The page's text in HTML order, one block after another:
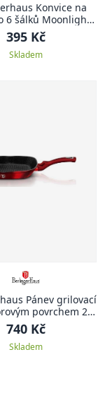
Konvice na
6 šálků Moonlight
BH-6390
395 Kč
Skladem
Pánev grilovací
povrchem 28
Metallic Line
740 Kč
Skladem